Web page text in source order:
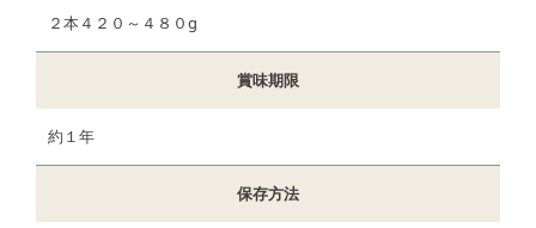
２本４２０～４８０g
賞味期限
約１年
保存方法